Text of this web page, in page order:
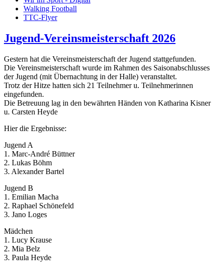
Walking Football
TTC-Flyer
Jugend-Vereinsmeisterschaft 2026
Gestern hat die Vereinsmeisterschaft der Jugend stattgefunden.
Die Vereinsmeisterschaft wurde im Rahmen des Saisonabschlusses
der Jugend (mit Übernachtung in der Halle) veranstaltet.
Trotz der Hitze hatten sich 21 Teilnehmer u. Teilnehmerinnen
eingefunden.
Die Betreuung lag in den bewährten Händen von Katharina Kisner
u. Carsten Heyde
Hier die Ergebnisse:
Jugend A
1. Marc-André Büttner
2. Lukas Böhm
3. Alexander Bartel
Jugend B
1. Emilian Macha
2. Raphael Schönefeld
3. Jano Loges
Mädchen
1. Lucy Krause
2. Mia Belz
3. Paula Heyde